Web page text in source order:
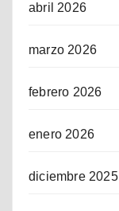
abril 2026
marzo 2026
febrero 2026
enero 2026
diciembre 2025